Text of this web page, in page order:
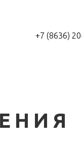
+7 (8636)